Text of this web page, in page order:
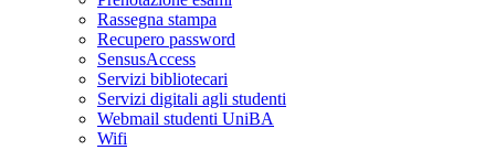
Rassegna stampa
Recupero password
SensusAccess
Servizi bibliotecari
Servizi digitali agli studenti
Webmail studenti UniBA
Wifi